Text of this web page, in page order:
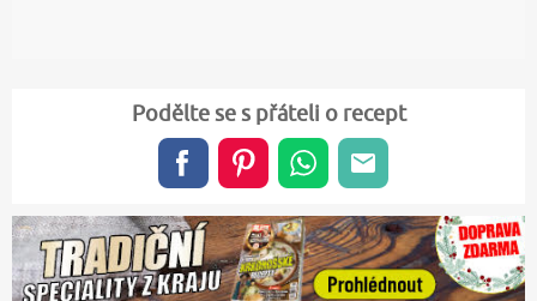
Podělte se s přáteli o recept